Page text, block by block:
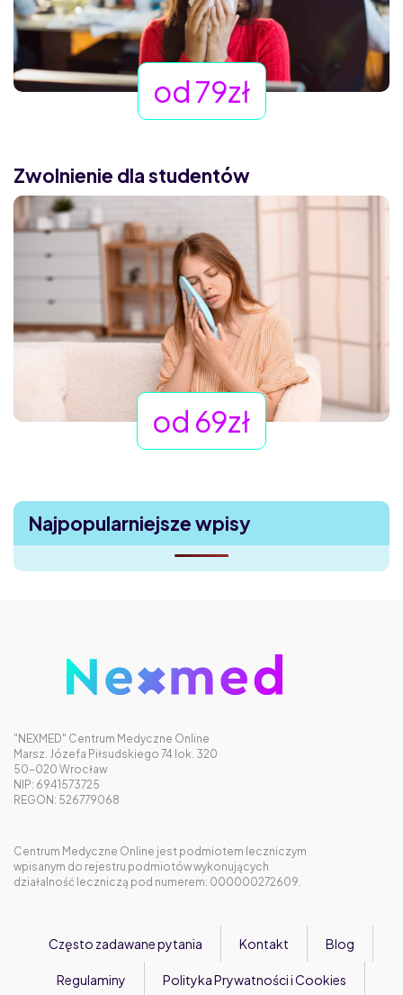
od 79zł
Zwolnienie dla studentów
od 69zł
Najpopularniejsze wpisy
działa najlepiej?
Triderm maść. Kiedy działa, a kiedy szkodzi?
pierwszą dawką
"NEXMED" Centrum Medyczne Online
Marsz. Józefa Piłsudskiego 74 lok. 320
NIP: 6941573725